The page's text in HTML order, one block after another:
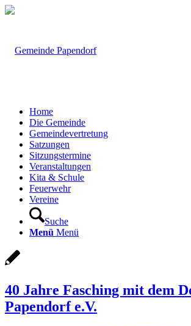
Home
Die Gemeinde
Gemeindevertretung
Satzungen
Sitzungstermine
Veranstaltungen
Kita & Schule
Feuerwehr
Vereine
Suche
Menü Menü
40 Jahre Fasching mit dem
Papendorf e.V.